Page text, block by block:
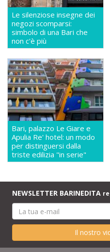
Le silenziose insegne dei
negozi scomparsi:
simbolo di una Bari che
non c'è più
Bari, palazzo Le Giare e
Apulia Re' hotel: un modo
per distinguersi dalla
triste edilizia "in serie"
NEWSLETTER BARINEDITA
Il nostro